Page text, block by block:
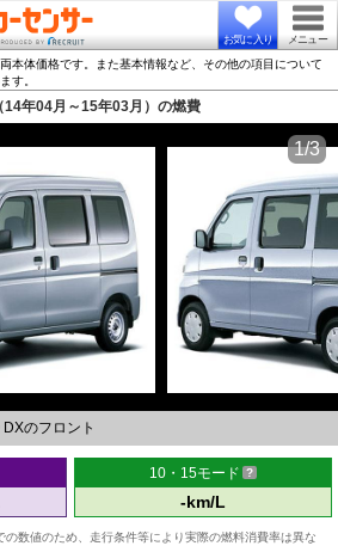
お気に入り メニュー
本体価格です。また基本情報など、その他の項目について
す。
14年04月～15年03月）の燃費
のフロント
1/3
10・15モード
-km/L
数値のため、走行条件等により実際の燃料消費率は異な